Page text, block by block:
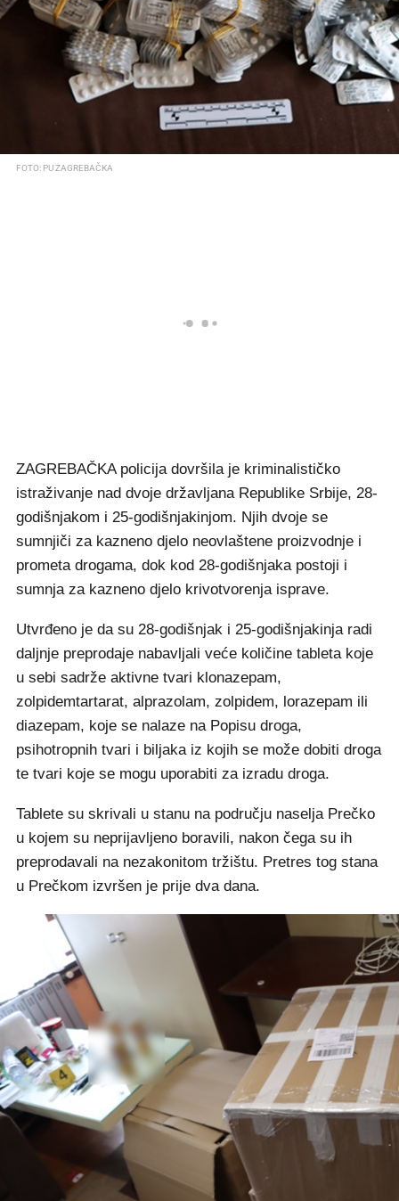
FOTO: PU ZAGREBAČKA
ZAGREBAČKA policija dovršila je kriminalističko
istraživanje nad dvoje državljana Republike Srbije, 28-
godišnjakom i 25-godišnjakinjom. Njih dvoje se
sumnjiči za kazneno djelo neovlaštene proizvodnje i
prometa drogama, dok kod 28-godišnjaka postoji i
sumnja za kazneno djelo krivotvorenja isprave.
Utvrđeno je da su 28-godišnjak i 25-godišnjakinja radi
daljnje preprodaje nabavljali veće količine tableta koje
u sebi sadrže aktivne tvari klonazepam,
zolpidemtartarat, alprazolam, zolpidem, lorazepam ili
diazepam, koje se nalaze na Popisu droga,
psihotropnih tvari i biljaka iz kojih se može dobiti droga
te tvari koje se mogu uporabiti za izradu droga.
Tablete su skrivali u stanu na području naselja Prečko
u kojem su neprijavljeno boravili, nakon čega su ih
preprodavali na nezakonitom tržištu. Pretres tog stana
u Prečkom izvršen je prije dva dana.